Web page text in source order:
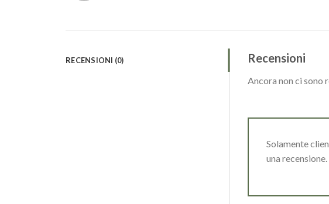
RECENSIONI (0) Recensioni
Ancora non ci sono
Solamente
una recensione.